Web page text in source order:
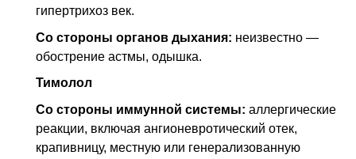
гипертрихоз век.
Со стороны органов дыхания: неизвестно —
обострение астмы, одышка.
Тимолол
Со стороны иммунной системы: аллергические
реакции, включая ангионевротический отек,
крапивницу, местную или генерализованную